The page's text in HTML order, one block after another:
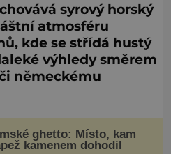
syrový horský
atmosféru
kde se střídá hustý
výhledy směrem
německému
ghetto: Místo, kam
kamenem dohodil